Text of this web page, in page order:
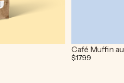
Café Muffin
$17.99